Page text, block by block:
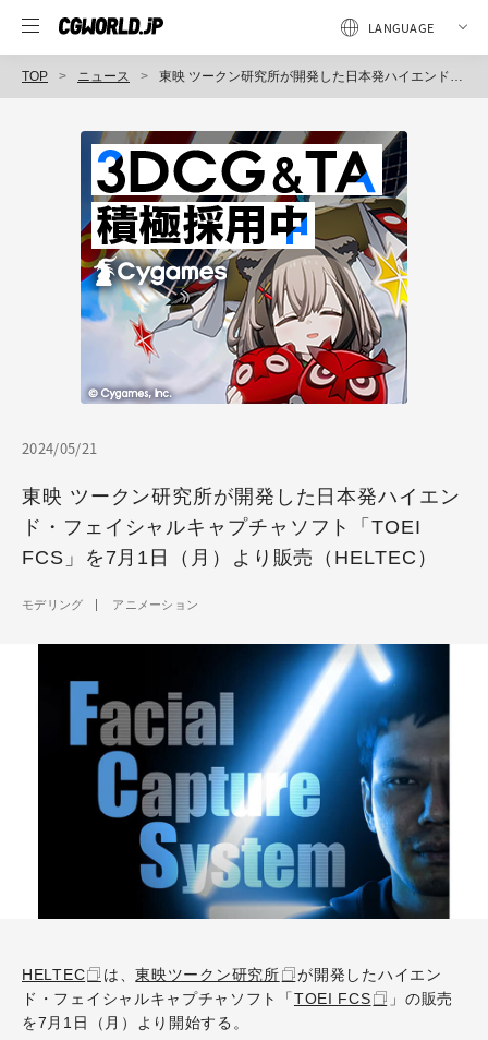
TOP ニュース 東映 ツークン研究所が開発した日本発ハイエンド・フェイシャルキャプチャソフト「TOEI FCS」を7月1日（月）より販売（HELTEC）
2024/05/21
東映 ツークン研究所が開発した日本発ハイエン
ド・フェイシャルキャプチャソフト「TOEI
FCS」を7月1日（月）より販売（HELTEC）
モデリング アニメーション
HELTEC は、東映ツークン研究所
が開発したハイエン
ド・フェイシャルキャプチャソフト「TOEI FCS
」の販売
を7月1日（月）より開始する。